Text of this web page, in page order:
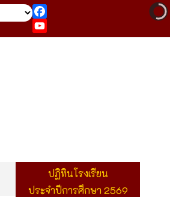
YouTube
ปฏิทินโรงเรียน
ประจำปีการศึกษา 2569